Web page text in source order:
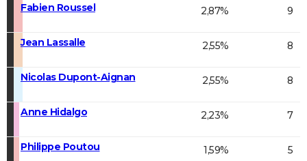
Fabien Roussel 2,87% 9
Jean Lassalle 2,55% 8
Nicolas Dupont-Aignan 2,55% 8
Anne Hidalgo 2,23% 7
Philippe Poutou 1,59% 5